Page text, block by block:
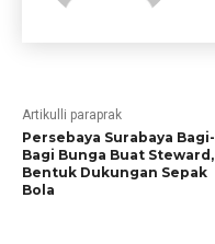
Artikulli paraprak
Persebaya Surabaya Bagi-
Bagi Bunga Buat Steward,
Bentuk Dukungan Sepak
Bola